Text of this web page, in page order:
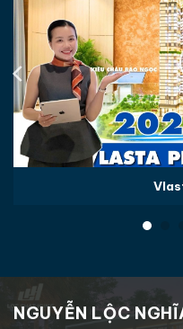
NGUYỄN LỘC